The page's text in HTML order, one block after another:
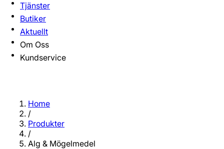
Tjänster
Butiker
Aktuellt
Om Oss
Kundservice
Home
/
Produkter
/
Alg & Mögelmedel